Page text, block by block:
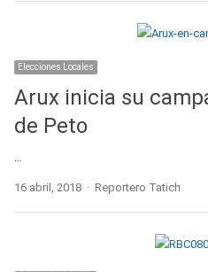
Elecciones Locales
Arux inicia su
de Peto
16 abril, 2018 Author
Reportero Tatich